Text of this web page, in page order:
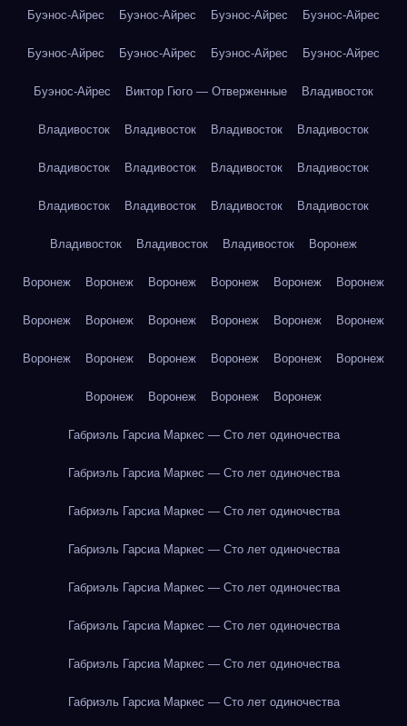
Буэнос-Айрес Буэнос-Айрес Буэнос-Айрес Буэнос-Айрес
Буэнос-Айрес Буэнос-Айрес Буэнос-Айрес Буэнос-Айрес
Буэнос-Айрес Виктор Гюго — Отверженные Владивосток
Владивосток Владивосток Владивосток Владивосток
Владивосток Владивосток Владивосток Владивосток
Владивосток Владивосток Владивосток Владивосток
Владивосток Владивосток Владивосток Воронеж
Воронеж Воронеж Воронеж Воронеж Воронеж Воронеж
Воронеж Воронеж Воронеж Воронеж Воронеж Воронеж
Воронеж Воронеж Воронеж Воронеж Воронеж Воронеж
Воронеж Воронеж Воронеж Воронеж
Габриэль Гарсиа Маркес — Сто лет одиночества
Габриэль Гарсиа Маркес — Сто лет одиночества
Габриэль Гарсиа Маркес — Сто лет одиночества
Габриэль Гарсиа Маркес — Сто лет одиночества
Габриэль Гарсиа Маркес — Сто лет одиночества
Габриэль Гарсиа Маркес — Сто лет одиночества
Габриэль Гарсиа Маркес — Сто лет одиночества
Габриэль Гарсиа Маркес — Сто лет одиночества